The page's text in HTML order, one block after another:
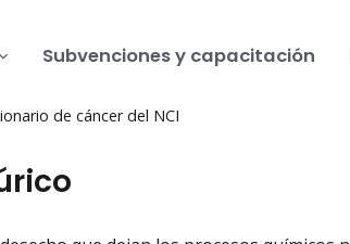
Subvenciones y capacitación
de cáncer del NCI